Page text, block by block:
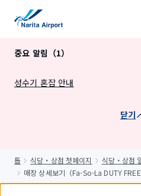
중요 알림（1）
성수기 혼잡 안내
닫기
톱 식당・상점 첫페이지
식당・상점
매장 상세보기（Fa-So-La DUTY